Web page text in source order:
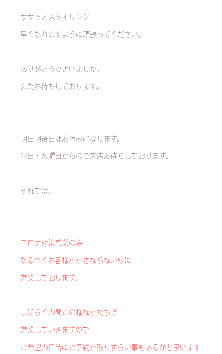
ササッとスタイリング
早くなれますように頑張ってください。
ありがとうございました、
またお待ちしております。
明日明後日はお休みになります。
17日・水曜日からのご来店お待ちしております。
それでは。
コロナ対策営業の為
なるべくお客様がかさならない様に
営業しております。
しばらくの間この様なかたちで
営業していきますので
ご希望の日時にご予約が取りずらい事もあるかと思います